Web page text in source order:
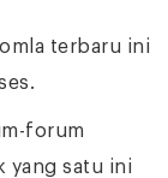
terbaru ini
forum
yang satu ini